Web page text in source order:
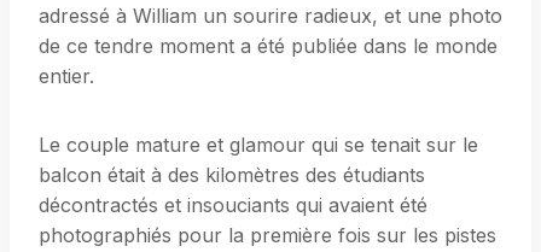
adressé à William un sourire radieux, et une photo
de ce tendre moment a été publiée dans le monde
entier.
Le couple mature et glamour qui se tenait sur le
balcon était à des kilomètres des étudiants
décontractés et insouciants qui avaient été
photographiés pour la première fois sur les pistes